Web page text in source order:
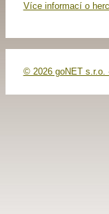
Více informací o
© 2026 goNET s.r.o.